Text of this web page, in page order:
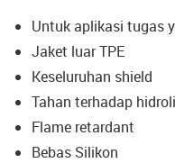
Untuk aplikasi tugas
Jaket luar TPE
Keseluruhan shield
Tahan terhadap
Flame retardant
Bebas Silikon